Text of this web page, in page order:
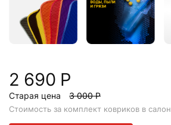
2 690 Р
Старая цена 3 000 Р
Стоимость за комплект ковриков в салон